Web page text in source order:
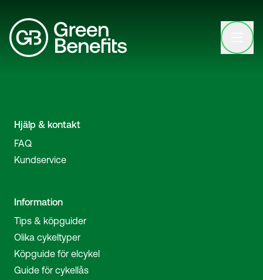
Open
Hjälp & kontakt
FAQ
Kundservice
Information
Tips & köpguider
Olika cykeltyper
Köpguide för elcykel
Guide för cykellås